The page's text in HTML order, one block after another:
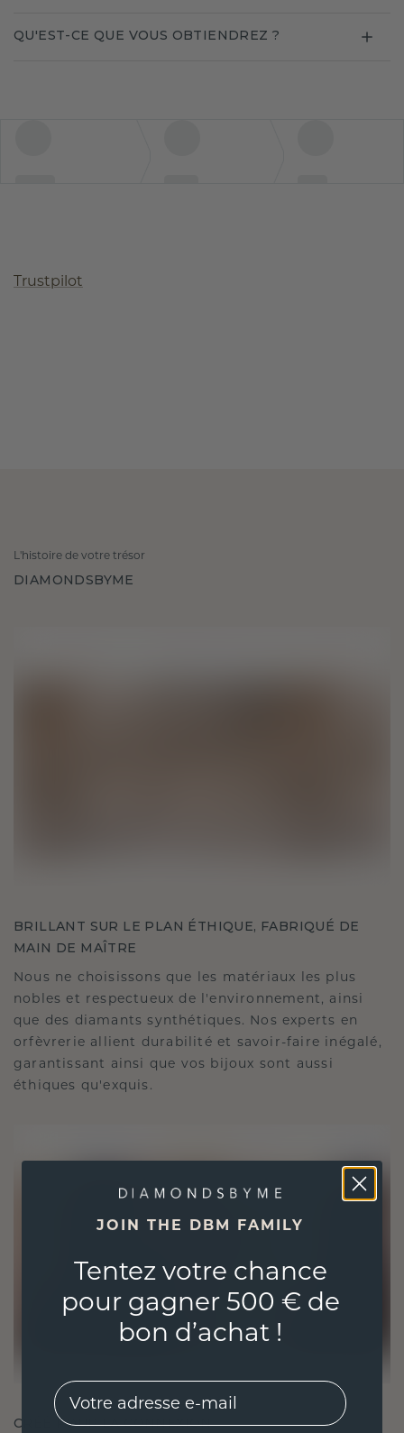
QU'EST-CE QUE VOUS OBTIENDREZ ?
Trustpilot
L'histoire de votre trésor
DIAMONDSBYME
BRILLANT SUR LE PLAN ÉTHIQUE, FABRIQUÉ DE
MAIN DE MAÎTRE
Nous ne choisissons que les matériaux les plus
nobles et respectueux de l'environnement, ainsi
que des diamants synthétiques. Nos experts en
orfèvrerie allient durabilité et savoir-faire inégalé,
garantissant ainsi que vos bijoux sont aussi
éthiques qu'exquis.
CRÉÉ POUR LA CONNEXION
JOIN THE DBM FAMILY
Tentez votre chance
pour gagner 500 € de
bon d’achat !
EMail